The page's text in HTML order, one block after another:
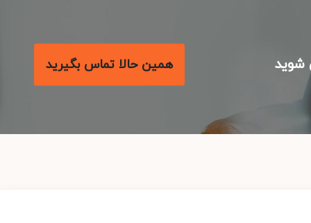
همین حالا تماس بگیرید